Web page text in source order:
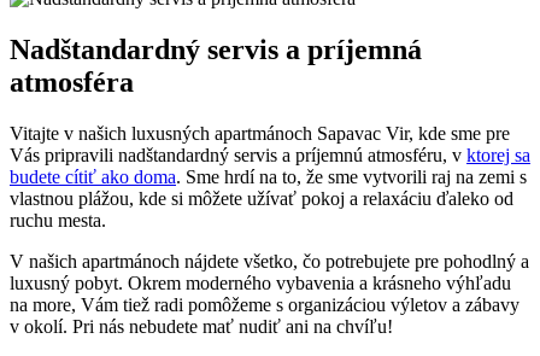
Nadštandardný servis a príjemná
atmosféra
Vitajte v našich luxusných apartmánoch Sapavac Vir, kde sme pre
Vás pripravili nadštandardný servis a príjemnú atmosféru, v ktorej sa
budete cítiť ako doma. Sme hrdí na to, že sme vytvorili raj na zemi s
vlastnou plážou, kde si môžete užívať pokoj a relaxáciu ďaleko od
ruchu mesta.
V našich apartmánoch nájdete všetko, čo potrebujete pre pohodlný a
luxusný pobyt. Okrem moderného vybavenia a krásneho výhľadu
na more, Vám tiež radi pomôžeme s organizáciou výletov a zábavy
v okolí. Pri nás nebudete mať nudiť ani na chvíľu!